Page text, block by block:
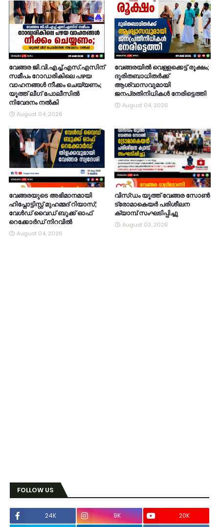
വേങ്ങര ജി.വി.എച്ച്.എസ്.എസിന്
സമീപം റോഡരികിലെ പഴയ
വാഹനങ്ങൾ നീക്കം ചെയ്യണം;
യൂത്ത് ലീഗ് പോലീസിൽ
നിവേദനം നൽകി
August 04, 2026
വേങ്ങരയിൽ വെള്ളക്കെട്ട് രൂക്ഷം;
ദുരിതബാധിതർക്ക്
ആശ്വാസവുമായി
ജനപ്രതിനിധികൾ നേരിട്ടെത്തി
August 04, 2026
വേങ്ങരയുടെ അഭിമാനമായി
ഹിപ്നോട്ടിസ്റ്റ് മുഹമ്മദ് റിയാസ്;
വേൾഡ് വൈഡ് ബുക്ക് ഓഫ്
റെക്കോർഡ് നിറവിൽ
August 04, 2026
വിസ്ഡം യൂത്ത് വേങ്ങര സോൺ
ട്രോമാകെയർ പരിശീലന
ക്യാമ്പ് സംഘടിപ്പിച്ചു
August 03, 2026
FOLLOW US
24K 9K
20K